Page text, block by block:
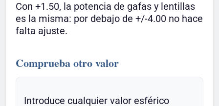
Con +1.50, la potencia de gafas y lentillas
es la misma: por debajo de +/-4.00 no hace
falta ajuste.
Comprueba otro valor
Introduce cualquier valor esférico